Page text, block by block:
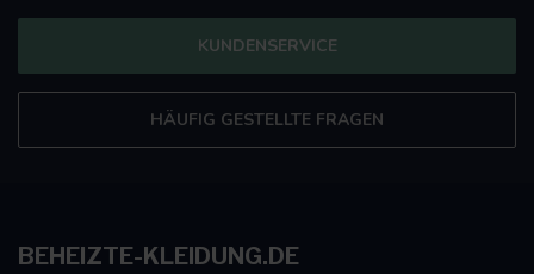
KUNDENSERVICE
HÄUFIG GESTELLTE FRAGEN
BEHEIZTE-KLEIDUNG.DE